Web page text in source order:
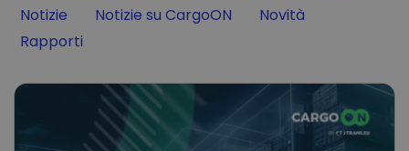
Filter by
Notizie Filter by
Notizie su CargoON Filter by
Novità
Filter by
Rapporti